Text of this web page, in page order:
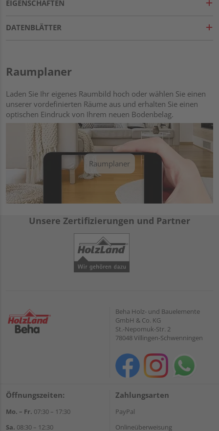
EIGENSCHAFTEN
DATENBLÄTTER
Raumplaner
Laden Sie Ihr eigenes Raumbild hoch oder wählen Sie einen
unserer vordefinierten Räume aus und erhalten Sie einen
optischen Eindruck von Ihrem neuen Bodenbelag.
Raumplaner
Unsere Zertifizierungen und Partner
Beha Holz- und Bauelemente
GmbH & Co. KG
St.-Nepomuk-Str. 2
78048 Villingen-Schwenningen
Öffnungszeiten:
Mo. – Fr. 07:30 – 17:30
Sa. 08:30 – 12:30
Zahlungsarten
PayPal
Onlineüberweisung